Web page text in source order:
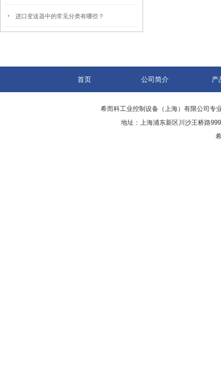
进口变送器中的常见分类有哪些？
首页 公司简介 产
希而科工业控制设备（上海）有限公司专
地址：上海浦东新区川沙王桥路